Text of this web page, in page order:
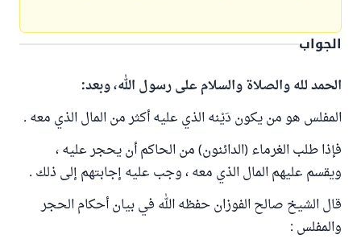
الجواب
الحمد لله والصلاة والسلام على رسول الله، وبعد:
المفلس هو من يكون دَيْنه الذي عليه أكثر من المال الذي معه .
فإذا طلب الغرماء (الدائنون) من الحاكم أن يحجر عليه ،
ويقسم عليهم المال الذي معه ، وجب عليه إجابتهم إلى ذلك .
قال الشيخ صالح الفوزان حفظه الله في بيان أحكام الحجر
والمفلس :